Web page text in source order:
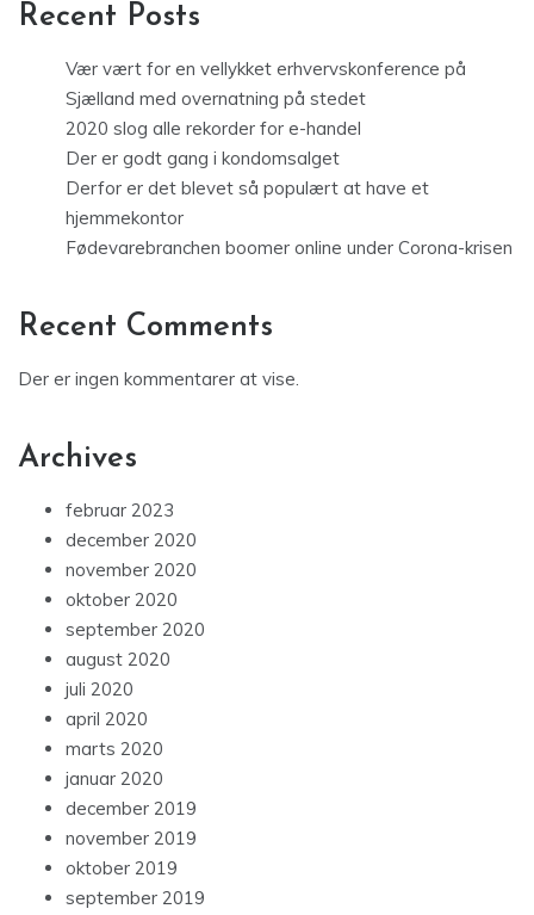
Recent Posts
Vær vært for en vellykket erhvervskonference på
Sjælland med overnatning på stedet
2020 slog alle rekorder for e-handel
Der er godt gang i kondomsalget
Derfor er det blevet så populært at have et
hjemmekontor
Fødevarebranchen boomer online under Corona-krisen
Recent Comments
Der er ingen kommentarer at vise.
Archives
februar 2023
december 2020
november 2020
oktober 2020
september 2020
august 2020
juli 2020
april 2020
marts 2020
januar 2020
december 2019
november 2019
oktober 2019
september 2019